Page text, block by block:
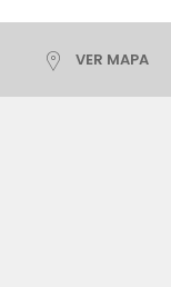
VER MAPA